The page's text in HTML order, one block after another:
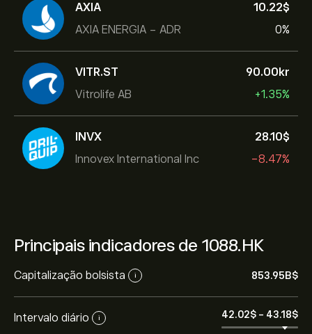
AXIA
AXIA ENERGIA - ADR
10.22‎$‎
0%
VITR.ST
Vitrolife AB
90.00‎kr‎
+1.35%
INVX
Innovex International Inc
28.10‎$‎
-8.47%
Principais indicadores de 1088.HK
Capitalização bolsista i 853.95B‎$‎
Intervalo diário i 42.02‎$‎ - 43.18‎$‎